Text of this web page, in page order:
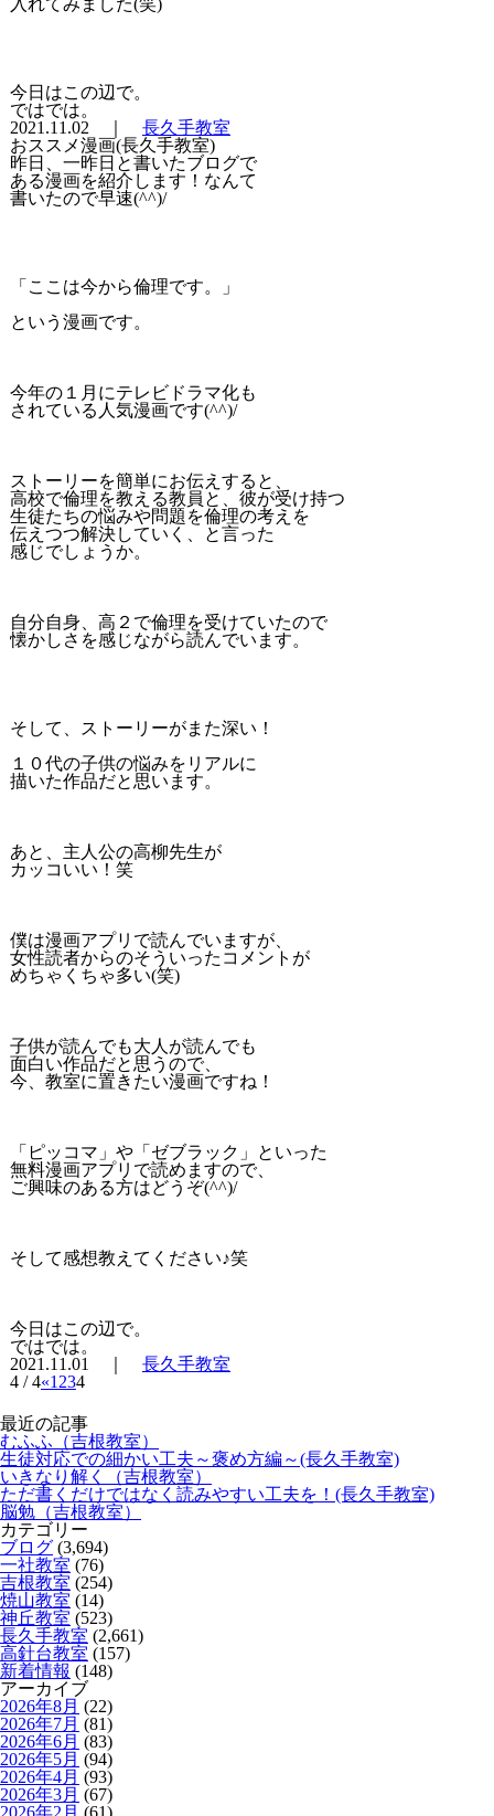
入れてみました(笑)
今日はこの辺で。
ではでは。
2021.11.02 ｜ 長久手教室
おススメ漫画(長久手教室)
昨日、一昨日と書いたブログで
ある漫画を紹介します！なんて
書いたので早速(^^)/
「ここは今から倫理です。」
という漫画です。
今年の１月にテレビドラマ化も
されている人気漫画です(^^)/
ストーリーを簡単にお伝えすると、
高校で倫理を教える教員と、彼が受け持つ
生徒たちの悩みや問題を倫理の考えを
伝えつつ解決していく、と言った
感じでしょうか。
自分自身、高２で倫理を受けていたので
懐かしさを感じながら読んでいます。
そして、ストーリーがまた深い！
１０代の子供の悩みをリアルに
描いた作品だと思います。
あと、主人公の高柳先生が
カッコいい！笑
僕は漫画アプリで読んでいますが、
女性読者からのそういったコメントが
めちゃくちゃ多い(笑)
子供が読んでも大人が読んでも
面白い作品だと思うので、
今、教室に置きたい漫画ですね！
「ピッコマ」や「ゼブラック」といった
無料漫画アプリで読めますので、
ご興味のある方はどうぞ(^^)/
そして感想教えてください♪笑
今日はこの辺で。
ではでは。
2021.11.01 ｜ 長久手教室
4 / 4«1 234
最近の記事
むふふ（吉根教室）
生徒対応での細かい工夫～褒め方編～(長久手教室)
いきなり解く（吉根教室）
ただ書くだけではなく読みやすい工夫を！(長久手教室)
脳勉（吉根教室）
カテゴリー
ブログ (3,694)
一社教室 (76)
吉根教室 (254)
焼山教室 (14)
神丘教室 (523)
長久手教室 (2,661)
高針台教室 (157)
新着情報 (148)
アーカイブ
2026年8月 (22)
2026年7月 (81)
2026年6月 (83)
2026年5月 (94)
2026年4月 (93)
2026年3月 (67)
2026年2月 (61)